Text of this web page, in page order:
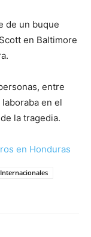
de un buque
en Baltimore
entre
en el
la tragedia.
en Honduras
Internacionales